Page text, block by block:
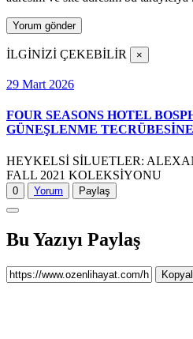
İLGİNİZİ ÇEKEBİLİR ×
29 Mart 2026
FOUR SEASONS HOTEL
GÜNEŞLENME
HEYKELSİ SİLUETLER:
FALL 2021 KOLEKSİYONU
0 Yorum Paylaş
Bu Yazıyı Paylaş